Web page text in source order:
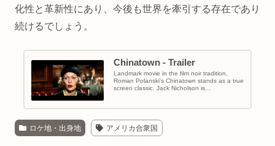
化性と革新性にあり、今後も世界を牽引する存在であり
続けるでしょう。
Chinatown - Trailer
Landmark movie in the film noir tradition,
Roman Polanski's Chinatown stands as a true
screen classic. Jack Nicholson is...
ロケ地・出身地 アメリカ合衆国